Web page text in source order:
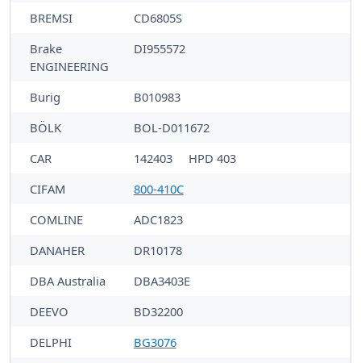
BREMSI
CD6805S
Brake
ENGINEERING
DI955572
Burig
B010983
BÖLK
BOL-D011672
CAR
142403
HPD 403
CIFAM
800-410C
COMLINE
ADC1823
DANAHER
DR10178
DBA Australia
DBA3403E
DEEVO
BD32200
DELPHI
BG3076